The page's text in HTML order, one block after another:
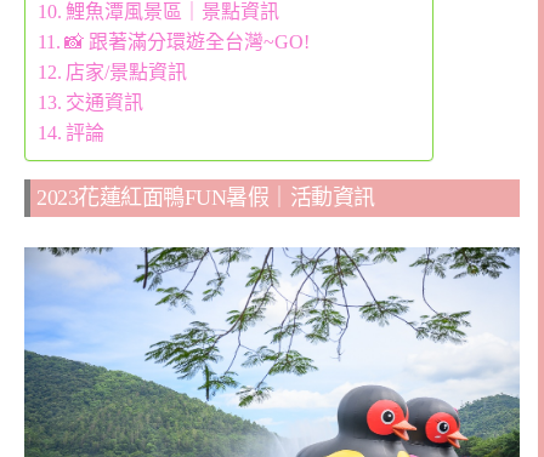
鯉魚潭風景區｜景點資訊
📸 跟著滿分環遊全台灣~GO!
店家/景點資訊
交通資訊
評論
2023花蓮紅面鴨FUN暑假｜活動資訊